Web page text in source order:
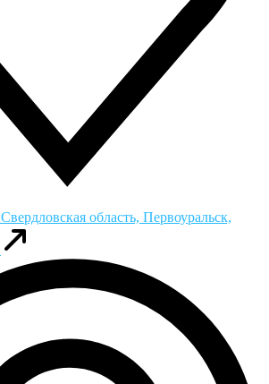
Свердловская область, Первоуральск,